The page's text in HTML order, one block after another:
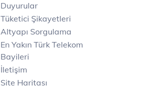
Duyurular
Tüketici Şikayetleri
Altyapı Sorgulama
En Yakın Türk Telekom
Bayileri
İletişim
Site Haritası